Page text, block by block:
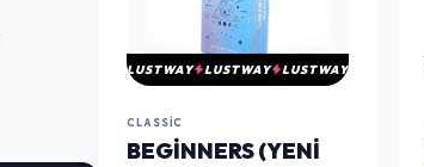
LUSTWAY LUSTWAY LUSTWAY
CLASSIC
BEGINNERS (YENI